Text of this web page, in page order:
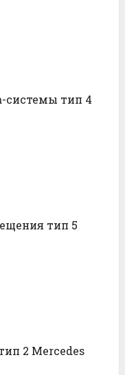
системы тип 4
тип 5
2 Mercedes